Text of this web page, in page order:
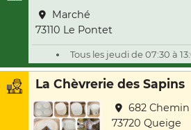
Marché
73110 Le Pontet
Tous les jeudi de 07:30 à
La Chèvrerie des Sapins
682
73720 Queige